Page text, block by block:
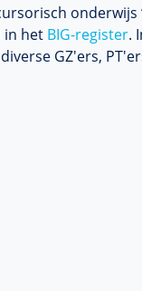
onderwijs
in het BIG-register.
GZ'ers,